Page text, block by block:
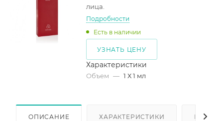
лица.
Подробности
Есть в наличии
УЗНАТЬ ЦЕНУ
Характеристики
Объем — 1 Х 1 мл
ОПИСАНИЕ ХАРАКТЕРИСТИКИ КАК